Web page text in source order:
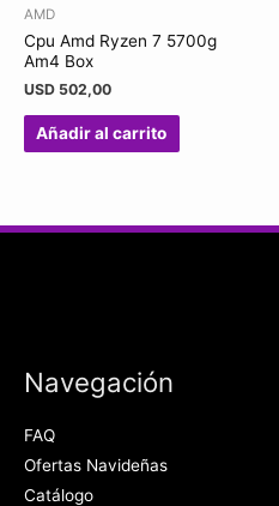
AMD
Cpu Amd Ryzen 7 5700g
Am4 Box
USD 502,00
Añadir al carrito
Navegación
FAQ
Ofertas Navideñas
Catálogo